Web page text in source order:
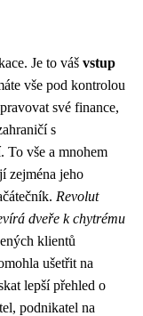
Je to váš vstup
vše pod kontrolou
své finance,
s
To vše a mnohem
zejména jeho
Revolut
dveře k chytrému
klientů
ušetřit na
lepší přehled o
podnikatel na